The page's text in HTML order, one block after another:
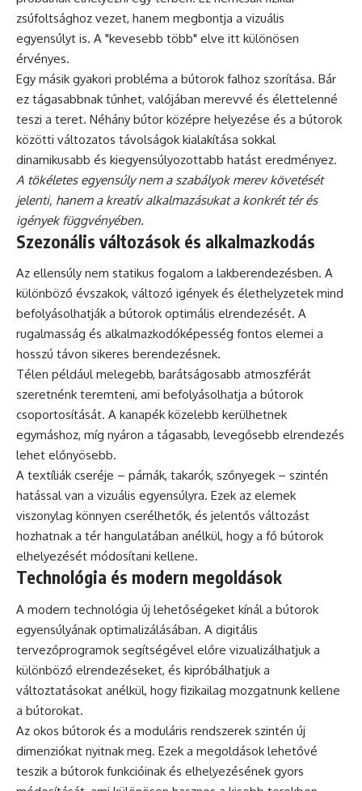
zsúfoltsághoz vezet, hanem megbontja a vizuális
egyensúlyt is. A "kevesebb több" elve itt különösen
érvényes.
Egy másik gyakori probléma a bútorok falhoz szorítása. Bár
ez tágasabbnak tűnhet, valójában merevvé és élettelenné
teszi a teret. Néhány bútor középre helyezése és a bútorok
közötti változatos távolságok kialakítása sokkal
dinamikusabb és kiegyensúlyozottabb hatást eredményez.
A tökéletes egyensúly nem a szabályok merev követését
jelenti, hanem a kreatív alkalmazásukat a konkrét tér és
igények függvényében.
Szezonális változások és alkalmazkodás
Az ellensúly nem statikus fogalom a lakberendezésben. A
különböző évszakok, változó igények és élethelyzetek mind
befolyásolhatják a bútorok optimális elrendezését. A
rugalmasság és alkalmazkodóképesség fontos elemei a
hosszú távon sikeres berendezésnek.
Télen például melegebb, barátságosabb atmoszférát
szeretnénk teremteni, ami befolyásolhatja a bútorok
csoportosítását. A kanapék közelebb kerülhetnek
egymáshoz, míg nyáron a tágasabb, levegősebb elrendezés
lehet előnyösebb.
A textíliák cseréje – párnák, takarók, szőnyegek – szintén
hatással van a vizuális egyensúlyra. Ezek az elemek
viszonylag könnyen cserélhetők, és jelentős változást
hozhatnak a tér hangulatában anélkül, hogy a fő bútorok
elhelyezését módosítani kellene.
Technológia és modern megoldások
A modern technológia új lehetőségeket kínál a bútorok
egyensúlyának optimalizálásában. A digitális
tervezőprogramok segítségével előre vizualizálhatjuk a
különböző elrendezéseket, és kipróbálhatjuk a
változtatásokat anélkül, hogy fizikailag mozgatnunk kellene
a bútorokat.
Az okos bútorok és a moduláris rendszerek szintén új
dimenziókat nyitnak meg. Ezek a megoldások lehetővé
teszik a bútorok funkcióinak és elhelyezésének gyors